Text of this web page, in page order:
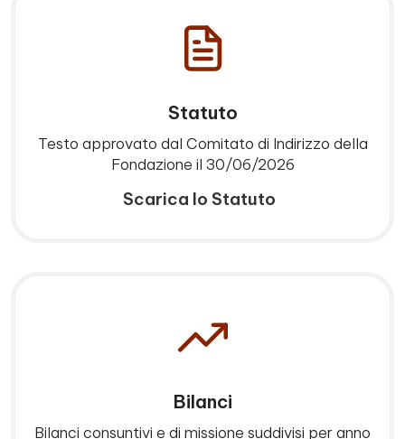
Statuto
Testo approvato dal Comitato di Indirizzo della
Fondazione il 30/06/2026
Scarica lo Statuto
Bilanci
Bilanci consuntivi e di missione suddivisi per anno